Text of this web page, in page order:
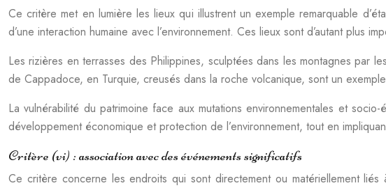
Ce critère met en lumière les lieux qui illustrent un exemple remarquable
d’une interaction humaine avec l’environnement. Ces lieux sont d’autant plus
Les rizières en terrasses des Philippines, sculptées dans les montagnes par
de Cappadoce, en Turquie, creusés dans la roche volcanique, sont un
La vulnérabilité du patrimoine face aux mutations environnementales et
développement économique et protection de l’environnement, tout en
Critère (vi) : association avec des événements significatifs
Ce critère concerne les endroits qui sont directement ou matériellement